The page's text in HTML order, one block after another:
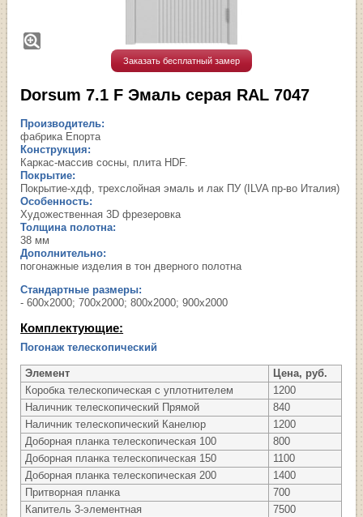
Заказать бесплатный замер
Dorsum 7.1 F Эмаль серая RAL 7047
Производитель:
фабрика Епорта
Конструкция:
Каркас-массив сосны, плита HDF.
Покрытие:
Покрытие-хдф, трехслойная эмаль и лак ПУ (ILVA пр-во Италия)
Особенность:
Художественная 3D фрезеровка
Толщина полотна:
38 мм
Дополнительно:
погонажные изделия в тон дверного полотна
Стандартные размеры:
- 600х2000; 700х2000; 800х2000; 900х2000
Комплектующие:
Погонаж телескопический
Элемент
Цена, руб.
Коробка телескопическая с уплотнителем
1200
Наличник телескопический Прямой
840
Наличник телескопический Канелюр
1200
Доборная планка телескопическая 100
800
Доборная планка телескопическая 150
1100
Доборная планка телескопическая 200
1400
Притворная планка
700
Капитель 3-элементная
7500